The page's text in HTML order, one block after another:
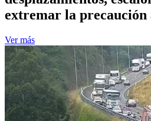
extremar la precaución
Ver más